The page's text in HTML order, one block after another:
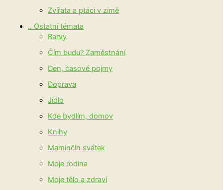
Zvířata a ptáci v zimě
.. Ostatní témata
Barvy
Čím budu? Zaměstnání
Den, časové pojmy
Doprava
Jídlo
Kde bydlím, domov
Knihy
Maminčin svátek
Moje rodina
Moje tělo a zdraví